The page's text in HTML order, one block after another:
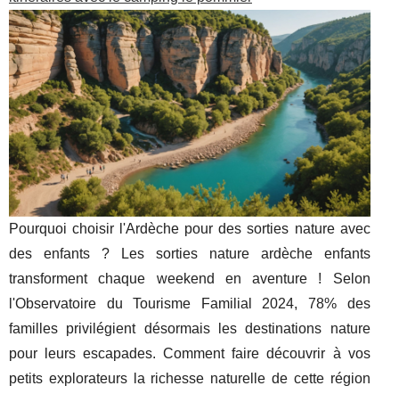
Pourquoi choisir l'Ardèche pour des sorties nature avec
des enfants ? Les sorties nature ardèche enfants
transforment chaque weekend en aventure ! Selon
l'Observatoire du Tourisme Familial 2024, 78% des
familles privilégient désormais les destinations nature
pour leurs escapades. Comment faire découvrir à vos
petits explorateurs la richesse naturelle de cette région